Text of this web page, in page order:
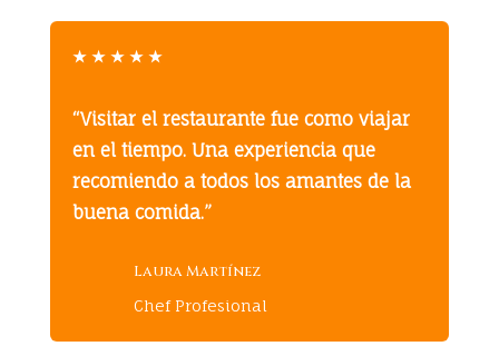
★ ★ ★ ★ ★
“Visitar el restaurante fue como viajar
en el tiempo. Una experiencia que
recomiendo a todos los amantes de la
buena comida.”
Laura Martínez
Chef Profesional